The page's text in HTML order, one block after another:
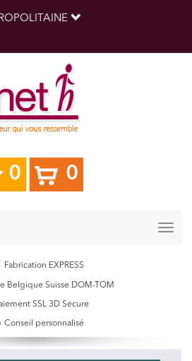
0 0
Fabrication EXPRESS
Belgique Suisse DOM-TOM
SSL 3D Secure
Conseil personnalisé